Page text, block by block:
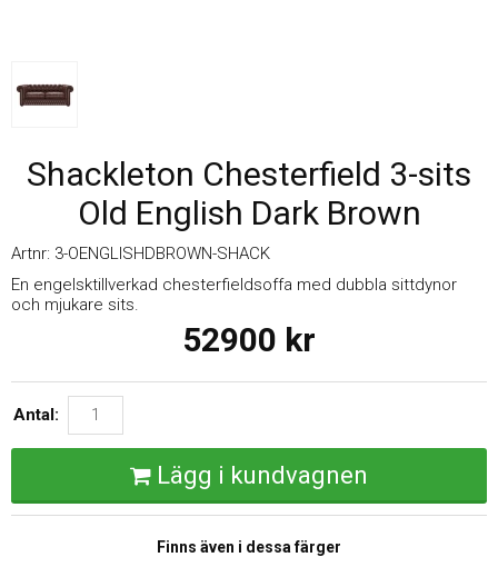
Shackleton Chesterfield 3-sits
Old English Dark Brown
Artnr: 3-OENGLISHDBROWN-SHACK
En engelsktillverkad chesterfieldsoffa med dubbla sittdynor
och mjukare sits.
52900 kr
Antal:
Lägg i kundvagnen
Finns även i dessa färger